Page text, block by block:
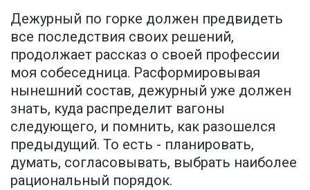
Дежурный по горке должен предвидеть
все последствия своих решений,
продолжает рассказ о своей профессии
моя собеседница. Расформировывая
нынешний состав, дежурный уже должен
знать, куда распределит вагоны
следующего, и помнить, как разошелся
предыдущий. То есть - планировать,
думать, согласовывать, выбрать наиболее
рациональный порядок.